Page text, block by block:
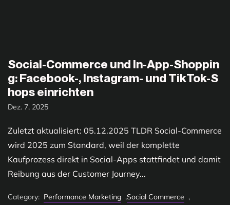
Social-Commerce und In-App-Shoppin
g: Facebook-, Instagram- und TikTok-S
hops einrichten
Dez. 7, 2025
Zuletzt aktualisiert: 05.12.2025 TLDR Social-Commerce
wird 2025 zum Standard, weil der komplette
Kaufprozess direkt in Social-Apps stattfindet und damit
Reibung aus der Customer Journey...
Category: Performance Marketing ,Social Commerce ,